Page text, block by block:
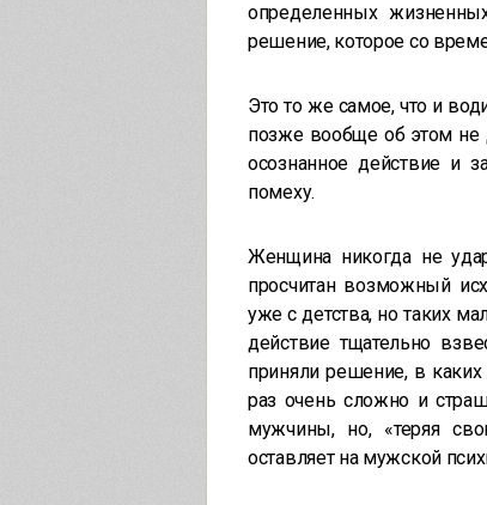
определенных
решение, которое со
Это то же самое, что и
позже вообще об этом не
осознанное действие и
помеху.
Женщина никогда не
просчитан возможный
уже с детства, но таких
действие тщательно
приняли решение, в каких
раз очень сложно и
мужчины, но, «теряя
оставляет на мужской